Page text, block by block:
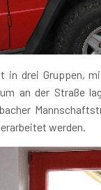
in drei Gruppen,
an der Straße
werden.